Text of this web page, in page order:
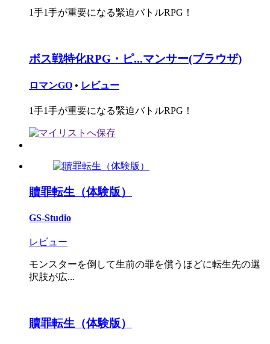
1手1手が重要になる緊迫バトルRPG！
ボス戦特化RPG・ピ...マンサー(ブラウザ)
ロマンGO • レビュー
1手1手が重要になる緊迫バトルRPG！
贖罪転生（体験版）
GS-Studio
レビュー
モンスターを倒して生前の罪を償うほどに転生先の選
択肢が広...
贖罪転生（体験版）